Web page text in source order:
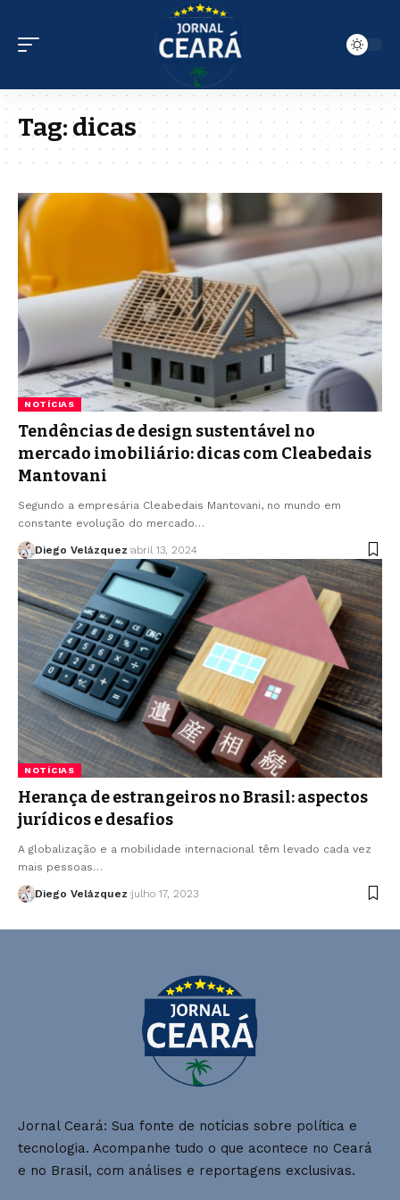
Tag:dicas
NOTÍCIAS
Tendências de design sustentável no
mercado imobiliário: dicas com Cleabedais
Mantovani
Segundo a empresária Cleabedais Mantovani, no mundo em
constante evolução do mercado…
Diego Velázquez abril 13, 2024
NOTÍCIAS
Herança de estrangeiros no Brasil: aspectos
jurídicos e desafios
A globalização e a mobilidade internacional têm levado cada vez
mais pessoas…
Diego Velázquez julho 17, 2023
Jornal Ceará: Sua fonte de notícias sobre política e
tecnologia. Acompanhe tudo o que acontece no Ceará
e no Brasil, com análises e reportagens exclusivas.